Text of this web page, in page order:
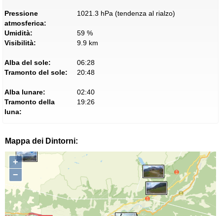
Pressione
atmosferica:
1021.3 hPa (tendenza al rialzo)
Umidità:
59 %
Visibilità:
9.9 km
Alba del sole:
06:28
Tramonto del sole:
20:48
Alba lunare:
02:40
Tramonto della
luna:
19:26
Mappa dei Dintorni:
+
−